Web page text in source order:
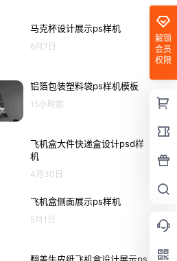
解锁
会员
权限
马克杯设计展示ps样机
6月7日
铝箔包装塑料袋ps样机模板
15小时前
飞机盒大件快递盒设计psd样
机
4月30日
飞机盒侧面展示ps样机
5月1日